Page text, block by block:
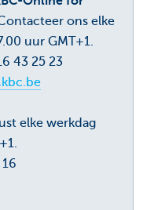
ons elke
uur GMT+1.
43 25 23
elke werkdag